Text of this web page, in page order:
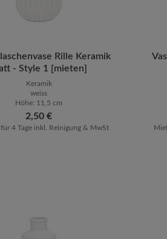
Wert ein oder
Anzahl: Gib den
Rille Keramik
- Style 1 [mieten]
Keramik
weiss
Höhe: 11,5 cm
Regulärer Preis:
2,50 €
4 Tage inkl. Reinigung & MwSt